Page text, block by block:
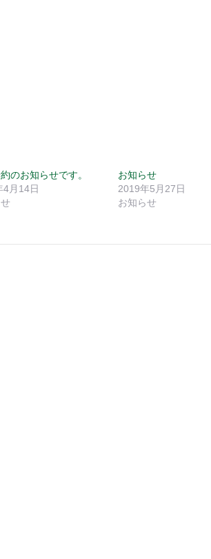
のお知らせです。
4月14日
お知らせ
2019年5月27日
お知らせ